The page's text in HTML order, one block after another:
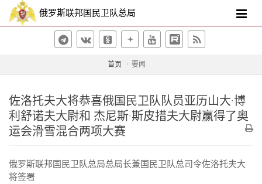
俄罗斯联邦国民卫队总局
首页 要闻
佐洛托夫大将恭喜俄国民卫队队员亚历山大·博
利舒诺夫大尉和 杰尼斯·斯皮措夫大尉赢得了奥
运会滑雪混合两项大赛
俄罗斯联邦国民卫队总局总局长兼国民卫队总司令佐洛托夫大
将签署